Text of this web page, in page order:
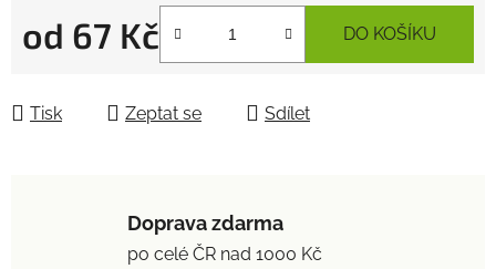
od 67 Kč DO KOŠÍKU
Tisk Zeptat se Sdílet
Doprava zdarma
po celé ČR nad 1000 Kč